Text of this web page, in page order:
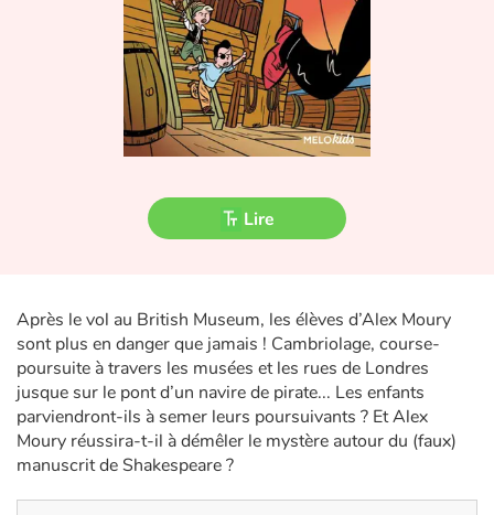
Princesses et princes, rois, reines et dragons
Ogres, monstres et sorcières
Héroïnes et héros
Autour du monde
Apprentissage
Art, espace, activité
Lire
Après le vol au British Museum, les élèves d’Alex Moury
sont plus en danger que jamais ! Cambriolage, course-
poursuite à travers les musées et les rues de Londres
jusque sur le pont d’un navire de pirate... Les enfants
parviendront-ils à semer leurs poursuivants ? Et Alex
Moury réussira-t-il à démêler le mystère autour du (faux)
manuscrit de Shakespeare ?